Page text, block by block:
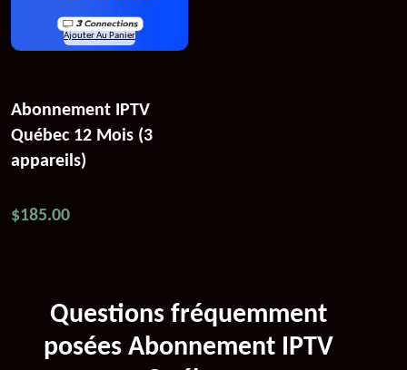
Ajouter Au Panier
Abonnement IPTV
Québec 12 Mois (3
appareils)
$185.00
Questions fréquemment
posées Abonnement IPTV